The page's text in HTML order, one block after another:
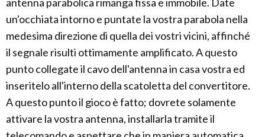
un'occhiata intorno e puntate la vostra parabola nella
medesima direzione di quella dei vostri vicini, affinché
il segnale risulti ottimamente amplificato. A questo
punto collegate il cavo dell'antenna in casa vostra ed
inseritelo all'interno della scatoletta del convertitore.
A questo punto il gioco è fatto; dovrete solamente
attivare la vostra antenna, installarla tramite il